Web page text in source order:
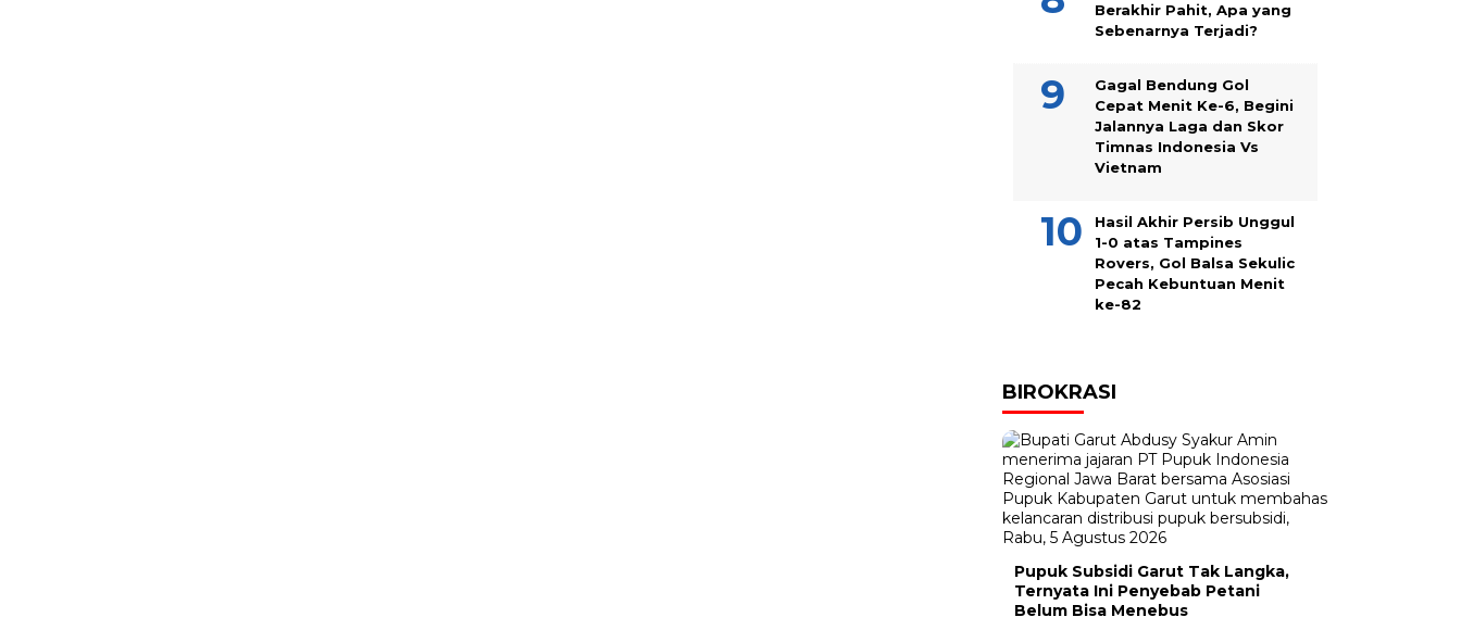
Berakhir Pahit, Apa yang
Sebenarnya Terjadi?
Gagal Bendung Gol
Cepat Menit Ke-6, Begini
Jalannya Laga dan Skor
Timnas Indonesia Vs
Vietnam
Hasil Akhir Persib Unggul
1-0 atas Tampines
Rovers, Gol Balsa Sekulic
Pecah Kebuntuan Menit
ke-82
BIROKRASI
Pupuk Subsidi Garut Tak Langka,
Ternyata Ini Penyebab Petani
Belum Bisa Menebus